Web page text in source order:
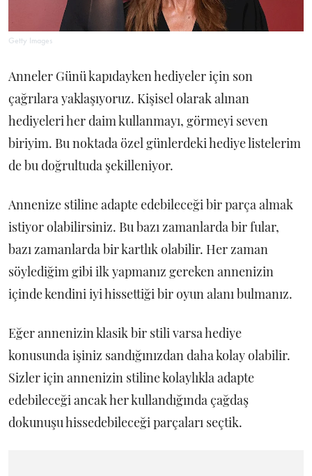
Getty Images
Anneler Günü kapıdayken hediyeler için son
çağrılara yaklaşıyoruz. Kişisel olarak alınan
hediyeleri her daim kullanmayı, görmeyi seven
biriyim. Bu noktada özel günlerdeki hediye listelerim
de bu doğrultuda şekilleniyor.
Annenize stiline adapte edebileceği bir parça almak
istiyor olabilirsiniz. Bu bazı zamanlarda bir fular,
bazı zamanlarda bir kartlık olabilir. Her zaman
söylediğim gibi ilk yapmanız gereken annenizin
içinde kendini iyi hissettiği bir oyun alanı bulmanız.
Eğer annenizin klasik bir stili varsa hediye
konusunda işiniz sandığınızdan daha kolay olabilir.
Sizler için annenizin stiline kolaylıkla adapte
edebileceği ancak her kullandığında çağdaş
dokunuşu hissedebileceği parçaları seçtik.